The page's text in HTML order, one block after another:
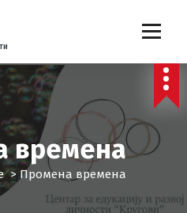
времена
>Промена времена